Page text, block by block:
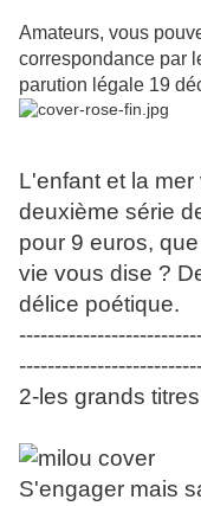
Amateurs, vous
correspondance par
parution légale 19
L'enfant et la
deuxième série
pour 9 euros,
vie vous dise ?
délice poétique.
2-les grands
S'engager mais